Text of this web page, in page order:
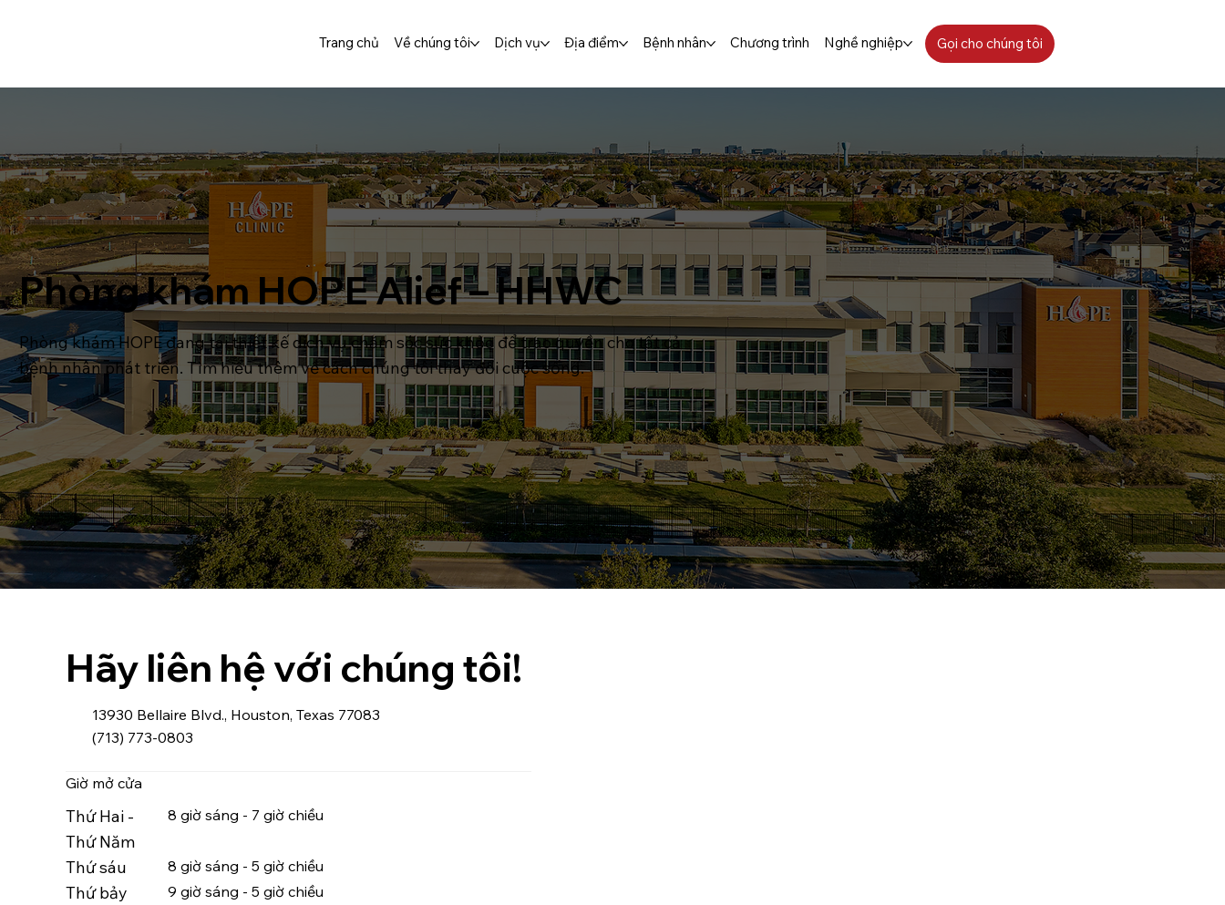
Trang chủ Về chúng tôi Dịch vụ Địa điểm Bệnh nhân Chương trình Nghề nghiệp Gọi cho chúng tôi
Phòng khám HOPE Alief – HHWC
Phòng khám HOPE đang tái thiết kế dịch vụ chăm sóc sức khỏe để trao quyền cho tất cả
bệnh nhân phát triển. Tìm hiểu thêm về cách chúng tôi thay đổi cuộc sống.
Hãy liên hệ với chúng tôi!
13930 Bellaire Blvd., Houston, Texas 77083
(713) 773-0803
Giờ mở cửa
Thứ Hai -
Thứ Năm
8 giờ sáng - 7 giờ chiều
Thứ sáu 8 giờ sáng - 5 giờ chiều
Thứ bảy 9 giờ sáng - 5 giờ chiều